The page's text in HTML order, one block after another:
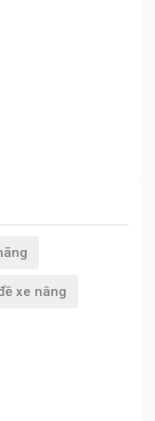
xe nâng